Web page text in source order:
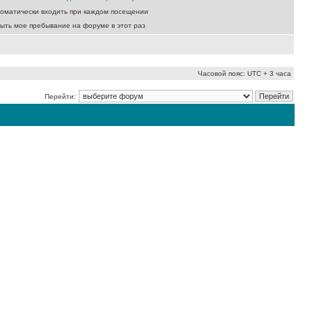
входить при каждом посещении
мое пребывание на форуме в этот раз
Часовой пояс: UTC + 3 часа
Перейти: